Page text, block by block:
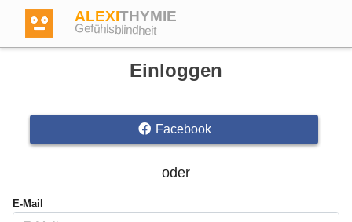
ALEXITHYMIE
Gefühlsblindheit
Einloggen
Facebook
oder
E-Mail